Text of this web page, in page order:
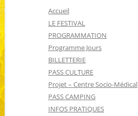
Accueil
LE FESTIVAL
PROGRAMMATION
Programme Jours
BILLETTERIE
PASS CULTURE
Projet – Centre Socio-Médical
PASS CAMPING
INFOS PRATIQUES